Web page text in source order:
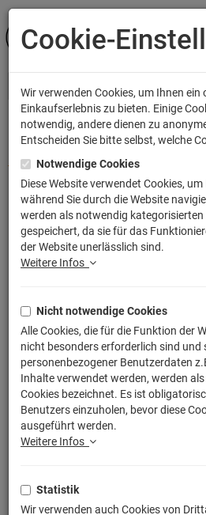
Goku Classic Kissen
40x40cm
Artikelnummer: TLM2267P
Cookie-
Wir verwenden Cookies, um Ihnen ein
Einkaufserlebnis zu bieten. Einige
notwendig, andere dienen zu
Entscheiden Sie bitte selbst, welche
Notwendige Cookies
Diese Website verwendet Cookies,
während Sie durch die Website
werden als notwendig
gespeichert, da sie für das
der Website unerlässlich sind.
Weitere Infos
Nicht notwendige Cookies
Alle Cookies, die für die Funktion der
nicht besonders erforderlich sind und
personenbezogener Benutzerdaten
Inhalte verwendet werden, werden
Cookies bezeichnet. Es ist
Benutzers einzuholen, bevor diese
ausgeführt werden.
Weitere Infos
Statistik
Wir verwenden auch Cookies von